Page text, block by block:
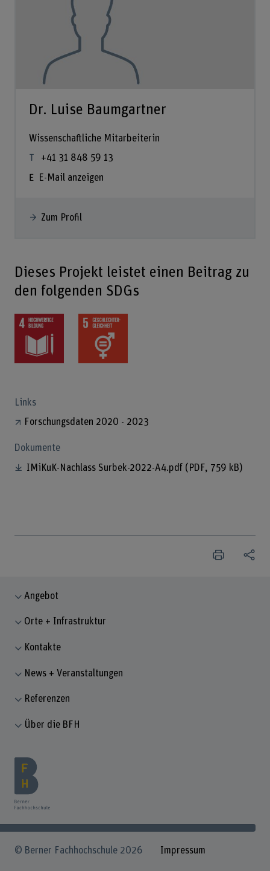
Dr. Luise Baumgartner
Wissenschaftliche Mitarbeiterin
+41 31 848 59 13
E-Mail anzeigen
Zum Profil
Dieses Projekt leistet einen Beitrag zu
den folgenden SDGs
Links
Forschungsdaten 2020 - 2023
Dokumente
IMiKuK-Nachlass Surbek-2022-A4.pdf (PDF, 759 kB)
Angebot
Orte + Infrastruktur
Kontakte
News + Veranstaltungen
Referenzen
Über die BFH
© Berner Fachhochschule 2026 Impressum